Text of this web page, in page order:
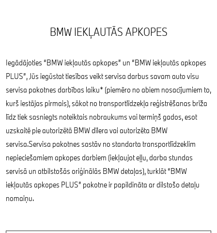
BMW IEKĻAUTĀS APKOPES
Iegādājoties “BMW iekļautās apkopes” un “BMW iekļautās apkopes
PLUS”, Jūs iegūstat tiesības veikt servisa darbus savam auto visu
servisa pakotnes darbības laiku* (piemēro no abiem nosacījumiem to,
kurš iestājas pirmais), sākot no transportlīdzekļa reģistrēšanas brīža
līdz tiek sasniegts noteiktais nobraukums vai termiņš gados, esot
uzskaitē pie autorizētā BMW dīlera vai autorizēta BMW
servisa.Servisa pakotnes sastāv no standarta transportlīdzeklim
nepieciešamiem apkopes darbiem (iekļaujot eļļu, darba stundas
servisā un atbilstošās oriģinālās BMW detaļas), turklāt “BMW
iekļautās apkopes PLUS” pakotne ir papildināta ar dilstošo detaļu
nomaiņu.